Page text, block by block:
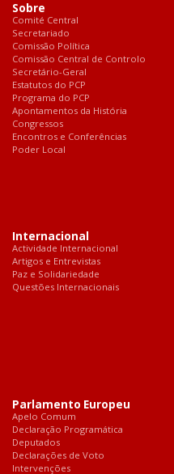
Sobre
Comité Central
Secretariado
Comissão Política
Comissão Central de Controlo
Secretário-Geral
Estatutos do PCP
Programa do PCP
Apontamentos da História
Congressos
Encontros e Conferências
Poder Local
Internacional
Actividade Internacional
Artigos e Entrevistas
Paz e Solidariedade
Questões Internacionais
Parlamento Europeu
Apelo Comum
Declaração Programática
Deputados
Declarações de Voto
Intervenções